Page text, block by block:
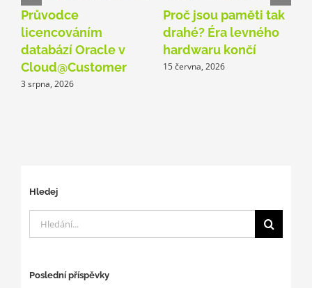
Průvodce
licencováním
databází Oracle v
Cloud@Customer
3 srpna, 2026
Proč jsou paměti tak
drahé? Éra levného
hardwaru končí
15 června, 2026
Hledej
Hledat:
Poslední příspěvky